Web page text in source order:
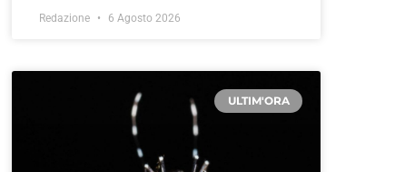
Redazione 6 Agosto 2026
ULTIM'ORA